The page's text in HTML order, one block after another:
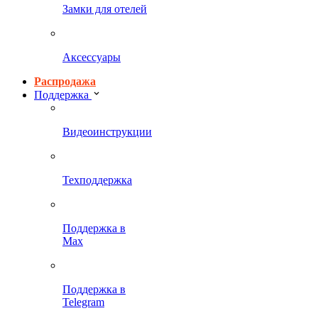
Замки для отелей
Аксессуары
Распродажа
Поддержка
Видеоинструкции
Техподдержка
Поддержка в
Max
Поддержка в
Telegram